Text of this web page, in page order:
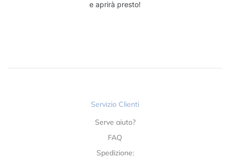
e aprirà presto!
Servizio Clienti
Serve aiuto?
FAQ
Spedizione: